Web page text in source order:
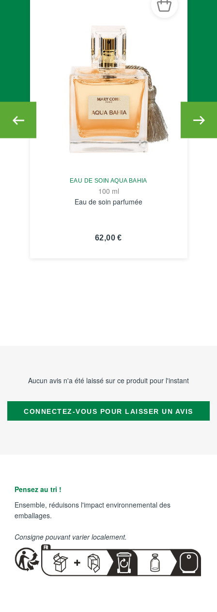
EAU DE SOIN AQUA BAHIA
100 ml
Eau de soin parfumée
62,00 €
Aucun avis n'a été laissé sur ce produit pour l'instant
CONNECTEZ-VOUS POUR LAISSER UN AVIS
Pensez au tri !
Ensemble, réduisons l'impact environnemental des
emballages.
Consigne pouvant varier localement.